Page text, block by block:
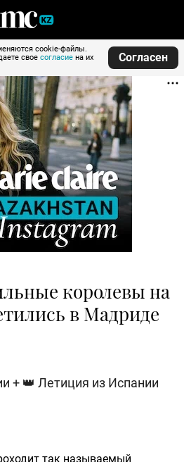
cookie-файлы.
свое согласие на их
Согласен
королевы на
в Мадриде
+ 👑 Летиция из Испании
так называемый